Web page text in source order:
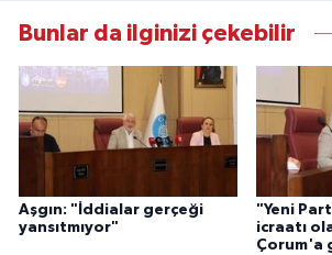
Bunlar da ilginizi çekebilir
Aşgın: "İddialar gerçeği
yansıtmıyor"
"Yeni
icraatı
Çorum'a